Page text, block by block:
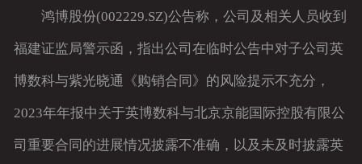
鸿博股份(002229.SZ)公告称，公司及相关人员收到
福建证监局警示函，指出公司在临时公告中对子公司英
博数科与紫光晓通《购销合同》的风险提示不充分，
2023年年报中关于英博数科与北京京能国际控股有限公
司重要合同的进展情况披露不准确，以及未及时披露英